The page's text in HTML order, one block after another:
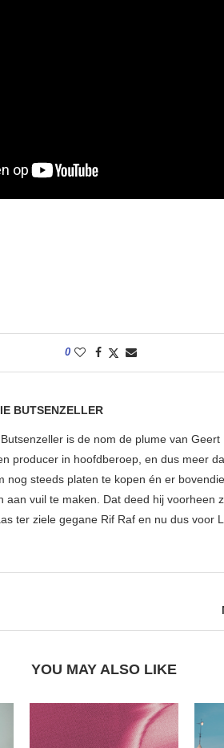
0
BUTSENZELLER
is de nom de plume van Geert
producer in hoofdberoep, en dus meer
nog steeds platen te kopen én er
aan vuil te maken. Dat deed hij voorheen
ter ziele gegane Rif Raf en nu dus voor
YOU MAY ALSO LIKE